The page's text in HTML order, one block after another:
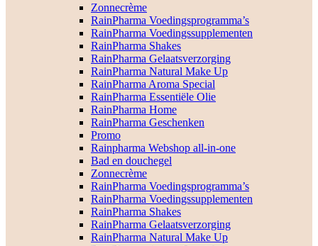
Zonnecrème
RainPharma Voedingsprogramma’s
RainPharma Voedingssupplementen
RainPharma Shakes
RainPharma Gelaatsverzorging
RainPharma Natural Make Up
RainPharma Aroma Special
RainPharma Essentiële Olie
RainPharma Home
RainPharma Geschenken
Promo
Rainpharma Webshop all-in-one
Bad en douchegel
Zonnecrème
RainPharma Voedingsprogramma’s
RainPharma Voedingssupplementen
RainPharma Shakes
RainPharma Gelaatsverzorging
RainPharma Natural Make Up